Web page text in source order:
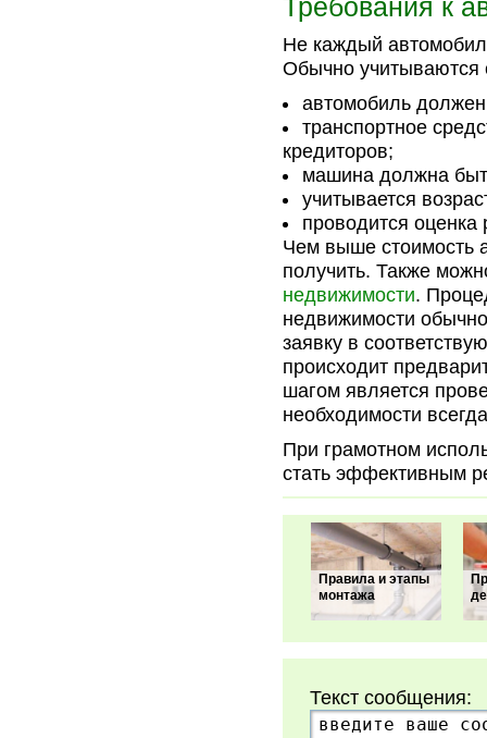
Требования к
Не каждый
Обычно
автомобиль
транспортное
кредиторов;
машина должна
учитывается
проводится оценка
Чем выше стоимость
получить. Также
недвижимости.
недвижимости
заявку в
происходит
шагом является
необходимости
При грамотном
стать эффективным
Правила и этапы
монтажа
Текст сообщения: